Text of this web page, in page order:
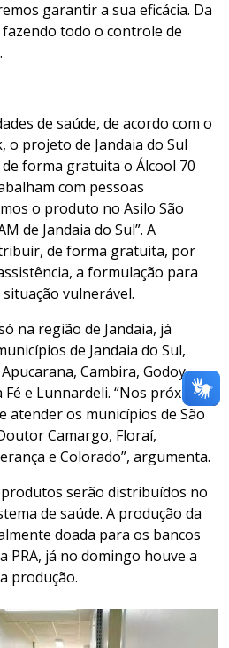
garantir a sua eficácia. Da
todo o controle de
de saúde, de acordo com o
projeto de Jandaia do Sul
forma gratuita o Álcool 70
com pessoas
o produto no Asilo São
de Jandaia do Sul”. A
de forma gratuita, por
a formulação para
vulnerável.
na região de Jandaia, já
de Jandaia do Sul,
Cambira, Godoy
e Lunnardeli. “Nos próximos
atender os municípios de São
Camargo, Floraí,
e Colorado”, argumenta.
serão distribuídos no
de saúde. A produção da
doada para os bancos
PRA, já no domingo houve a
produção.